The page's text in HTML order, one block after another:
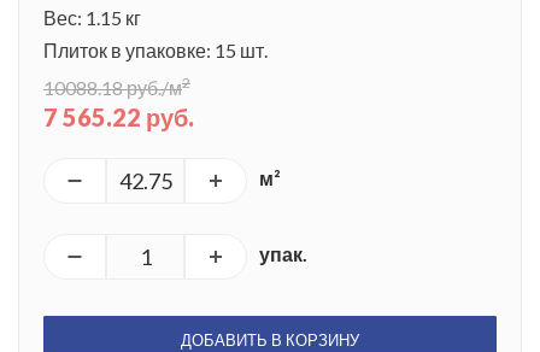
Вес: 1.15 кг
Плиток в упаковке: 15 шт.
10088.18 руб./м2
7 565.22 руб.
м²
упак.
ДОБАВИТЬ В КОРЗИНУ